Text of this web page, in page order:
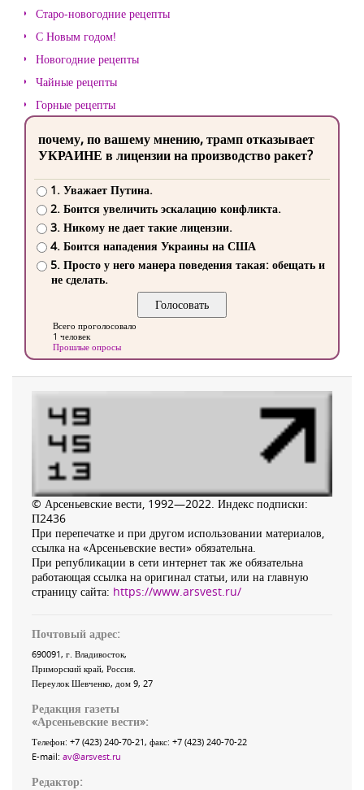
Старо-новогодние рецепты
С Новым годом!
Новогодние рецепты
Чайные рецепты
Горные рецепты
почему, по вашему мнению, трамп отказывает
УКРАИНЕ в лицензии на производство ракет?
1. Уважает Путина.
2. Боится увеличить эскалацию конфликта.
3. Никому не дает такие лицензии.
4. Боится нападения Украины на США
5. Просто у него манера поведения такая: обещать и
не сделать.
Всего проголосовало
1 человек
Прошлые опросы
© Арсеньевские вести, 1992—2022. Индекс подписки:
П2436
При перепечатке и при другом использовании материалов,
ссылка на «Арсеньевские вести» обязательна.
При републикации в сети интернет так же обязательна
работающая ссылка на оригинал статьи, или на главную
страницу сайта: https://www.arsvest.ru/
Почтовый адрес:
690091, г. Владивосток,
Приморский край, Россия.
Переулок Шевченко, дом 9, 27
Редакция газеты
«Арсеньевские вести»:
Телефон: +7 (423) 240-70-21, факс: +7 (423) 240-70-22
E-mail: av@arsvest.ru
Редактор: